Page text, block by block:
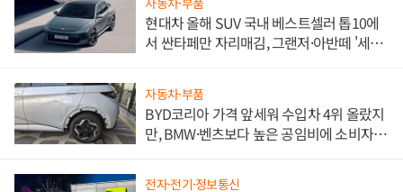
현대차 올해 SUV 국내 베스트셀러 톱10에
서 싼타페만 자리매김, 그랜저·아반떼 '세단
자동차·부품
BYD코리아 가격 앞세워 수입차 4위 올랐지
만, BMW·벤츠보다 높은 공임비에 소비자
전자·전기·정보통신